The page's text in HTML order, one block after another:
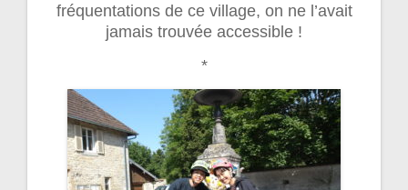
fréquentations de ce village, on ne l’avait
jamais trouvée accessible !
*